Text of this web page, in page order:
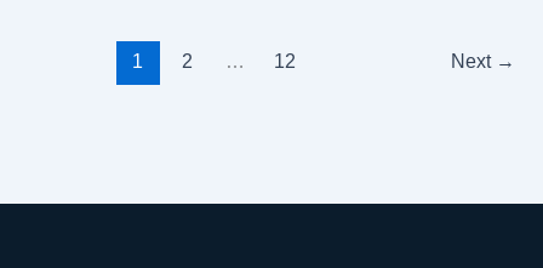
1 2 … 12 Next →